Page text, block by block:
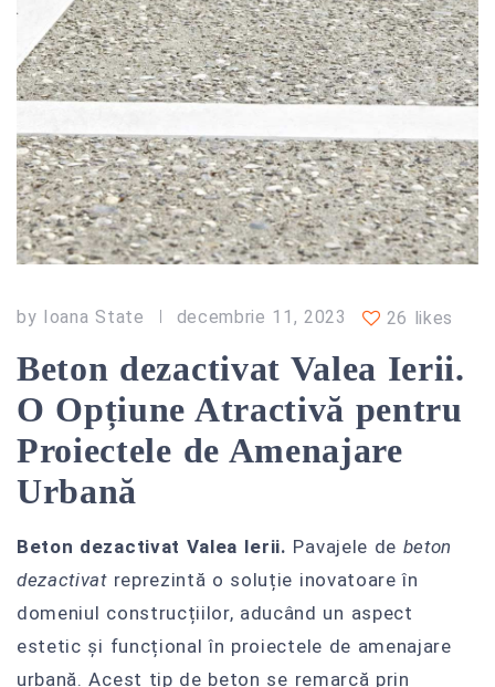
by Ioana State decembrie 11, 2023 26 likes
Beton dezactivat Valea Ierii.
O Opțiune Atractivă pentru
Proiectele de Amenajare
Urbană
Beton dezactivat Valea Ierii. Pavajele de beton
dezactivatreprezintă o soluție inovatoare în
domeniul construcțiilor, aducând un aspect
estetic și funcțional în proiectele de amenajare
urbană. Acest tip de beton se remarcă prin